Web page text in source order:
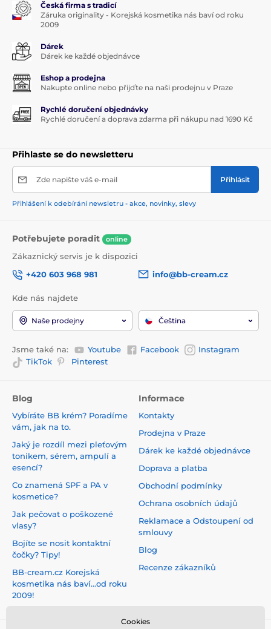
Česká firma s tradicí
Záruka originality - Korejská kosmetika nás baví od roku
2009
Dárek
Dárek ke každé objednávce
Eshop a prodejna
Nakupte online nebo přijďte na naši prodejnu v Praze
Rychlé doručení objednávky
Rychlé doručení a doprava zdarma při nákupu nad 1690 Kč
Přihlaste se do newsletteru
Zde napište váš e-mail Přihlásit
Přihlášení k odebírání newsletru - akce, novinky, slevy
Potřebujete poradit online
Zákaznický servis je k dispozici
+420 603 968 981
info@bb-cream.cz
Kde nás najdete
Naše prodejny Čeština
Jsme také na: Youtube Facebook
Instagram
TikTok
Pinterest
Blog
Vybíráte BB krém? Poradíme
vám, jak na to.
Jaký je rozdíl mezi pleťovým
tonikem, sérem, ampulí a
esencí?
Co znamená SPF a PA v
kosmetice?
Jak pečovat o poškozené
vlasy?
Bojíte se nosit kontaktní
čočky? Tipy!
BB-cream.cz Korejská
kosmetika nás baví...od roku
2009!
Informace
Kontakty
Prodejna v Praze
Dárek ke každé objednávce
Doprava a platba
Obchodní podmínky
Ochrana osobních údajů
Reklamace a Odstoupení od
smlouvy
Blog
Recenze zákazníků
Cookies